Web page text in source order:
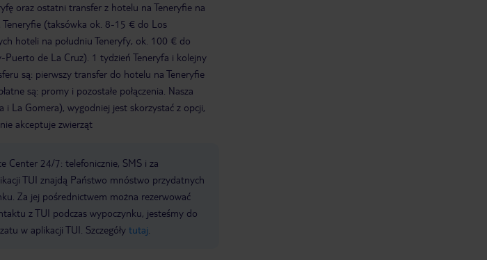
oraz ostatni transfer z hotelu na Teneryfie na
(taksówka ok. 8-15 € do Los
hoteli na południu Teneryfy, ok. 100 € do
Puerto de La Cruz). 1 tydzień Teneryfa i kolejny
są: pierwszy transfer do hotelu na Teneryfie
są: promy i pozostałe połączenia. Nasza
La Gomera), wygodniej jest skorzystać z opcji,
akceptuje zwierząt
Center 24/7: telefonicznie, SMS i za
TUI znajdą Państwo mnóstwo przydatnych
Za jej pośrednictwem można rezerwować
z TUI podczas wypoczynku, jesteśmy do
w aplikacji TUI. Szczegóły tutaj